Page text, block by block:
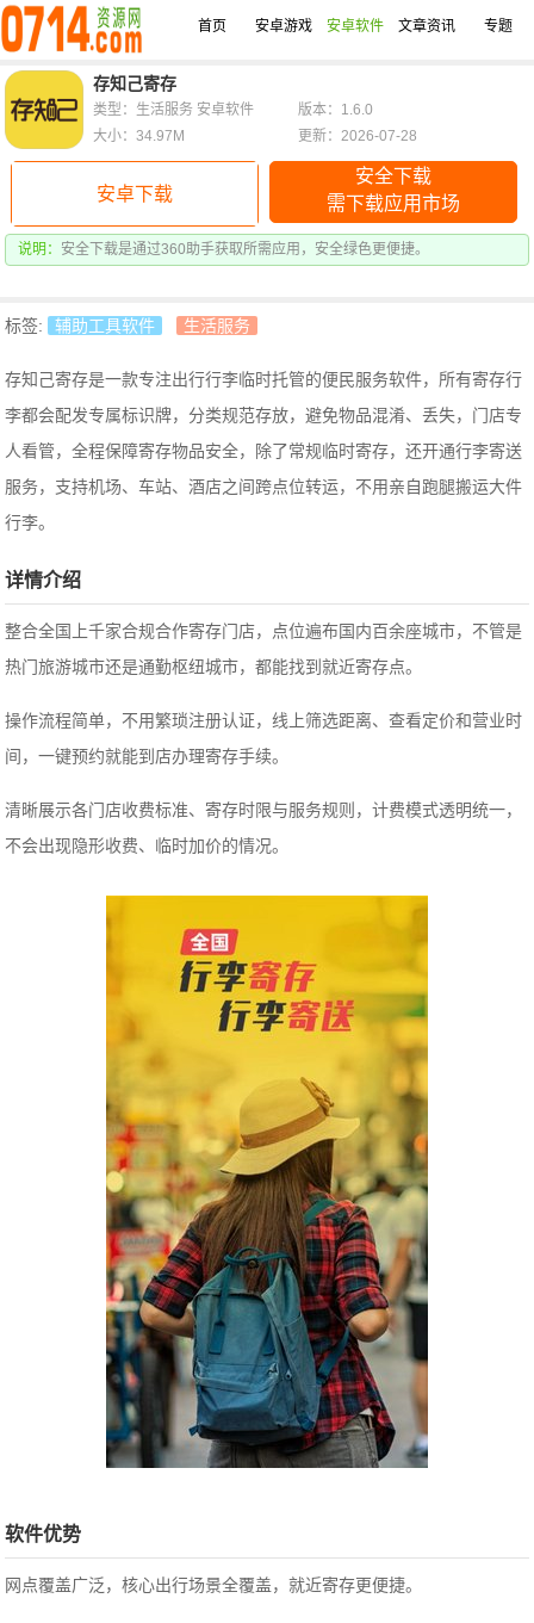
首页 安卓游戏 安卓软件 文章资讯 专题
存知己寄存
安卓下载
安全下载
需下载应用市场
说明： 安全下载是通过360助手获取所需应用，安全绿色更便捷。
类型：生活服务 安卓软件
版本：1.6.0
大小：34.97M
更新：2026-07-28
标签: 辅助工具软件 生活服务
存知己寄存是一款专注出行行李临时托管的便民服务软件，所有寄存行
李都会配发专属标识牌，分类规范存放，避免物品混淆、丢失，门店专
人看管，全程保障寄存物品安全，除了常规临时寄存，还开通行李寄送
服务，支持机场、车站、酒店之间跨点位转运，不用亲自跑腿搬运大件
行李。
详情介绍
整合全国上千家合规合作寄存门店，点位遍布国内百余座城市，不管是
热门旅游城市还是通勤枢纽城市，都能找到就近寄存点。
操作流程简单，不用繁琐注册认证，线上筛选距离、查看定价和营业时
间，一键预约就能到店办理寄存手续。
清晰展示各门店收费标准、寄存时限与服务规则，计费模式透明统一，
不会出现隐形收费、临时加价的情况。
软件优势
网点覆盖广泛，核心出行场景全覆盖，就近寄存更便捷。